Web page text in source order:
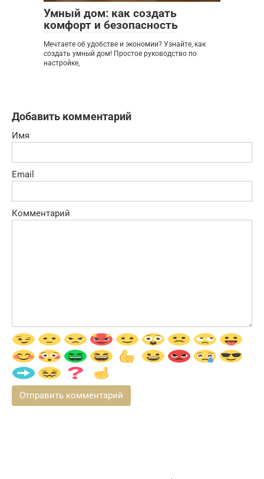
Умный дом: как создать
комфорт и безопасность
Мечтаете об удобстве и экономии? Узнайте, как
создать умный дом! Простое руководство по
настройке,
Добавить комментарий
Имя
Email
Комментарий